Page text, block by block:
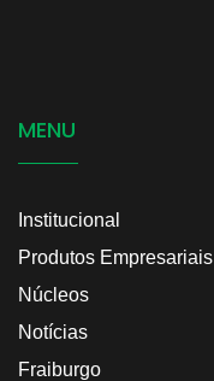
MENU
Institucional
Produtos Empresariais
Núcleos
Notícias
Fraiburgo